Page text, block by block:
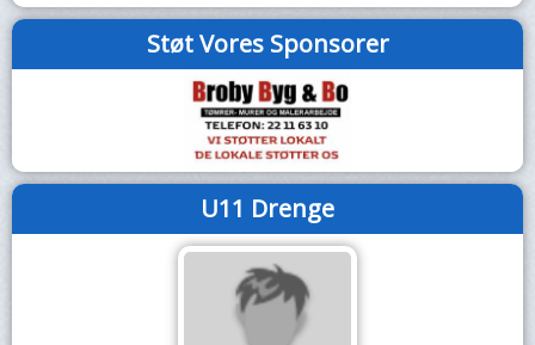
Støt Vores Sponsorer
U11 Drenge